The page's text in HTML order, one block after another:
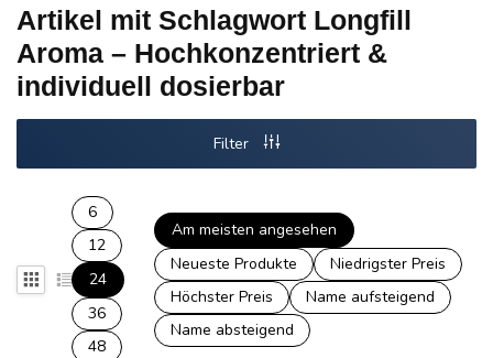
Artikel mit Schlagwort Longfill
Aroma – Hochkonzentriert &
individuell dosierbar
Filter
6
12
24
36
48
Am meisten angesehen
Neueste Produkte
Niedrigster Preis
Höchster Preis
Name aufsteigend
Name absteigend